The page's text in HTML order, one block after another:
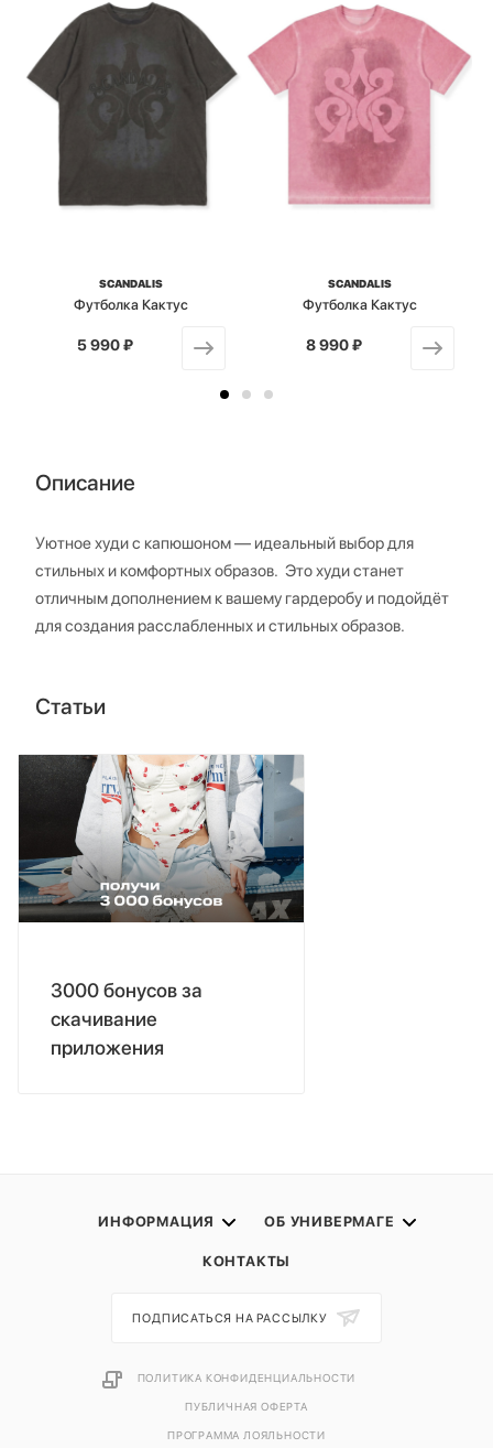
SCANDALIS
Футболка Кактус
от
5 990 ₽
SCANDALIS
Футболка Кактус
от
8 990 ₽
Описание
Уютное худи с капюшоном — идеальный выбор для
стильных и комфортных образов. Это худи станет
отличным дополнением к вашему гардеробу и подойдёт
для создания расслабленных и стильных образов.
Статьи
3000 бонусов за
скачивание
приложения
ИНФОРМАЦИЯ ОБ УНИВЕРМАГЕ
КОНТАКТЫ
ПОДПИСАТЬСЯ НА РАССЫЛКУ
ПОЛИТИКА КОНФИДЕНЦИАЛЬНОСТИ
ПУБЛИЧНАЯ ОФЕРТА
ПРОГРАММА ЛОЯЛЬНОСТИ